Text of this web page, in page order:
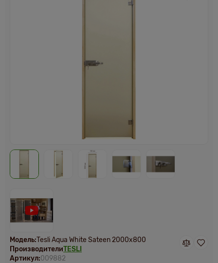
Модель:Tesli Aqua White Sateen 2000х800
ПроизводителиTESLI
Артикул:009882